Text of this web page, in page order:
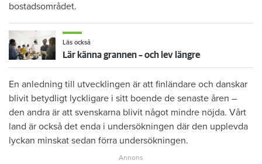
bostadsområdet.
Läs också
Lär känna grannen – och lev längre
En anledning till utvecklingen är att finländare och danskar
blivit betydligt lyckligare i sitt boende de senaste åren –
den andra är att svenskarna blivit något mindre nöjda. Vårt
land är också det enda i undersökningen där den upplevda
lyckan minskat sedan förra undersökningen.